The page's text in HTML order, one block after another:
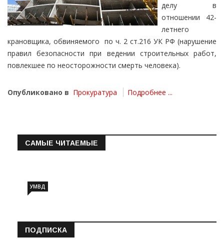
делу в
отношении 42-
летнего
крановщика, обвиняемого по ч. 2 ст.216 УК РФ (нарушение
правил безопасности при ведении строительных работ,
повлекшее по неосторожности смерть человека).
Опубликовано в Прокуратура Подробнее ...
САМЫЕ ЧИТАЕМЫЕ
УМВД
ПОДПИСКА